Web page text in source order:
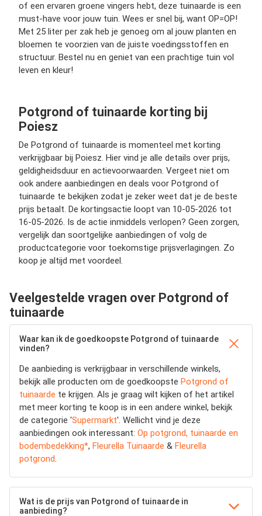
of een ervaren groene vingers hebt, deze tuinaarde is een
must-have voor jouw tuin. Wees er snel bij, want OP=OP!
Met 25 liter per zak heb je genoeg om al jouw planten en
bloemen te voorzien van de juiste voedingsstoffen en
structuur. Bestel nu en geniet van een prachtige tuin vol
leven en kleur!
Potgrond of tuinaarde korting bij
Poiesz
De Potgrond of tuinaarde is momenteel met korting
verkrijgbaar bij Poiesz. Hier vind je alle details over prijs,
geldigheidsduur en actievoorwaarden. Vergeet niet om
ook andere aanbiedingen en deals voor Potgrond of
tuinaarde te bekijken zodat je zeker weet dat je de beste
prijs betaalt. De kortingsactie loopt van 10-05-2026 tot
16-05-2026. Is de actie inmiddels verlopen? Geen zorgen,
vergelijk dan soortgelijke aanbiedingen of volg de
productcategorie voor toekomstige prijsverlagingen. Zo
koop je altijd met voordeel.
Veelgestelde vragen over Potgrond of
tuinaarde
Waar kan ik de goedkoopste Potgrond of tuinaarde
vinden?
De aanbieding is verkrijgbaar in verschillende winkels,
bekijk alle producten om de goedkoopste Potgrond of
tuinaarde te krijgen. Als je graag wilt kijken of het artikel
met meer korting te koop is in een andere winkel, bekijk
de categorie 'Supermarkt'. Wellicht vind je deze
aanbiedingen ook interessant: Op potgrond, tuinaarde en
bodembedekking*, Fleurella Tuinaarde & Fleurella
potgrond.
Wat is de prijs van Potgrond of tuinaarde in
aanbieding?